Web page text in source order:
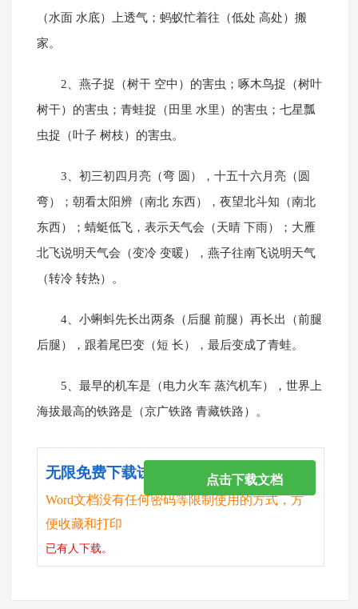
（水面 水底）上透气；蚂蚁忙着往（低处 高处）搬
家。
2、燕子捉（树干 空中）的害虫；啄木鸟捉（树叶
树干）的害虫；青蛙捉（田里 水里）的害虫；七星瓢
虫捉（叶子 树枝）的害虫。
3、初三初四月亮（弯 圆），十五十六月亮（圆
弯）；朝看太阳辨（南北 东西），夜望北斗知（南北
东西）；蜻蜓低飞，表示天气会（天晴 下雨）；大雁
北飞说明天气会（变冷 变暖），燕子往南飞说明天气
（转冷 转热）。
4、小蝌蚪先长出两条（后腿 前腿）再长出（前腿
后腿），跟着尾巴变（短 长），最后变成了青蛙。
5、最早的机车是（电力火车 蒸汽机车），世界上
海拔最高的铁路是（京广铁路 青藏铁路）。
无限免费下载试卷
Word文档没有任何密码等限制使用的方式，方
便收藏和打印
已有人下载。
点击下载文档